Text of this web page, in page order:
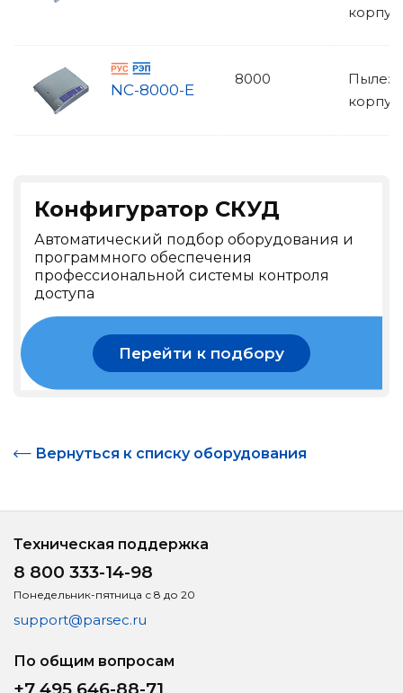
корпус
NC-8000-E
8000
корпус
Конфигуратор СКУД
Автоматический подбор оборудования и
программного обеспечения
профессиональной системы контроля
доступа
Перейти к подбору
Вернуться к списку оборудования
Техническая поддержка
8 800 333-14-98
Понедельник-пятница с 8 до 20
support@parsec.ru
По общим вопросам